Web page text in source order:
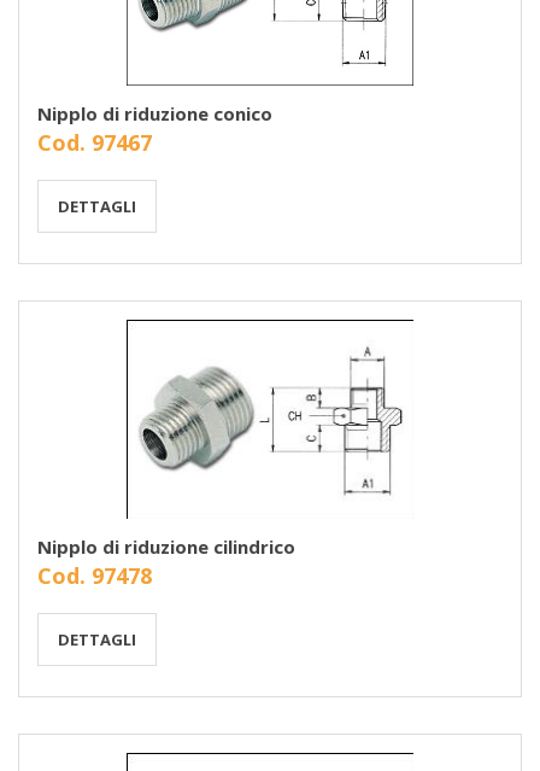
Nipplo di riduzione conico
Cod. 97467
DETTAGLI
Nipplo di riduzione cilindrico
Cod. 97478
DETTAGLI